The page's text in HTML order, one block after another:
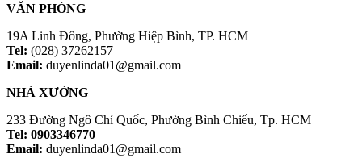
VĂN PHÒNG
19A Linh Đông, Phường Hiệp Bình, TP. HCM
Tel: (028) 37262157
Email: duyenlinda01@gmail.com
NHÀ XƯỞNG
233 Đường Ngô Chí Quốc, Phường Bình Chiểu, Tp. HCM
Tel: 0903346770
Email: duyenlinda01@gmail.com